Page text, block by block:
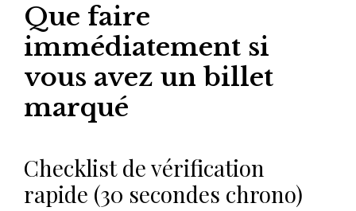
Que faire
immédiatement si
vous avez un billet
marqué
Checklist de vérification
rapide (30 secondes chrono)